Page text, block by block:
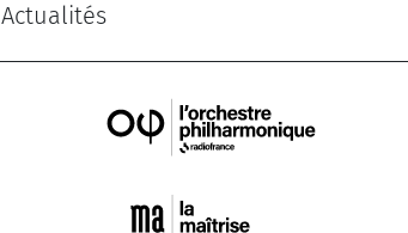
Actualités